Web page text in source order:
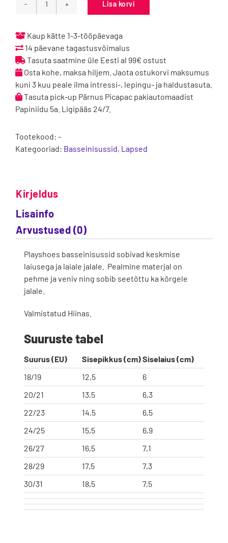
Playshoes
Surfboard
-
Altrosa
kogus
Lisa korvi
Kaup kätte 1-3-tööpäevaga
14 päevane tagastusvõimalus
Tasuta saatmine üle Eesti al 99€ ostust
Osta kohe, maksa hiljem. Jaota ostukorvi maksumus
kuni 3 kuu peale ilma intressi-, lepingu- ja haldustasuta.
Tasuta pick-up Pärnus Picapac pakiautomaadist
Papiniidu 5a. Ligipääs 24/7.
Tootekood: -
Kategooriad: Basseinisussid, Lapsed
Kirjeldus
Lisainfo
Arvustused (0)
Playshoes basseinisussid sobivad keskmise
laiusega ja laiale jalale. Pealmine materjal on
pehme ja veniv ning sobib seetõttu ka kõrgele
jalale.
Valmistatud Hiinas.
Suuruste tabel
Suurus (EU) Sisepikkus (cm)Siselaius (cm)
18/19
12,5
6
20/21
13,5
6,3
22/23
14,5
6,5
24/25
15,5
6,9
26/27
16,5
7,1
28/29
17,5
7,3
30/31
18,5 7,5